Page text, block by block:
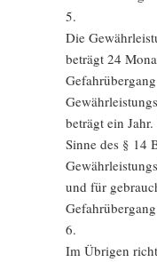
5.
Die
beträgt 24
beträgt ein
Sinne des § 14
und für
6.
Im Übrigen